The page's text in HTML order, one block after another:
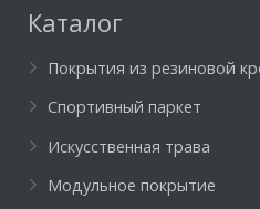
Каталог
Покрытия из резиновой
Спортивный паркет
Искусственная трава
Модульное покрытие